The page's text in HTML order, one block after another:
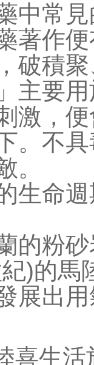
中常
著作
破積
主要
激，
。不
。
生命
的粉
)的馬
展出
喜生